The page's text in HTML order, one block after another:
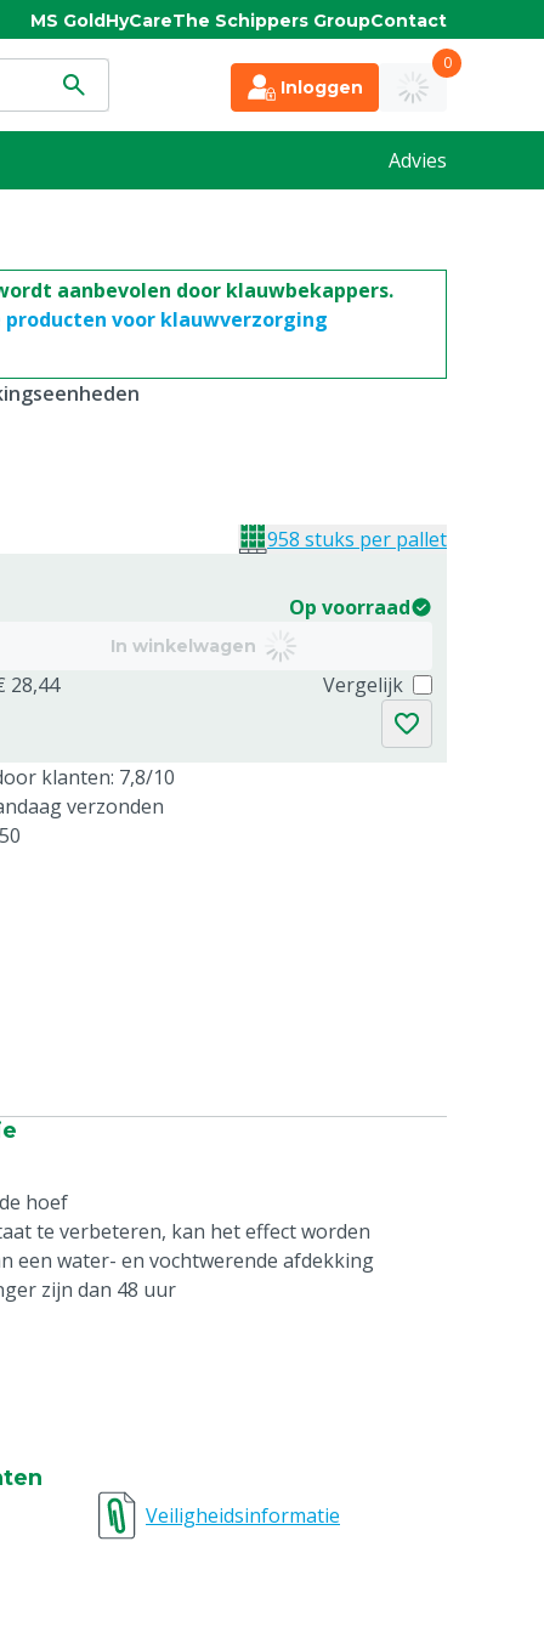
MS GoldHyCareThe Schippers GroupContact
Inloggen
0
Advies
aanbevolen door klauwbekappers.
producten voor klauwverzorging
Op voorraad
In winkelwagen
28,44 Vergelijk
958 stuks per pallet
klanten: 7,8/10
verzonden
hoef
te verbeteren, kan het effect worden
een water- en vochtwerende afdekking
zijn dan 48 uur
Veiligheidsinformatie